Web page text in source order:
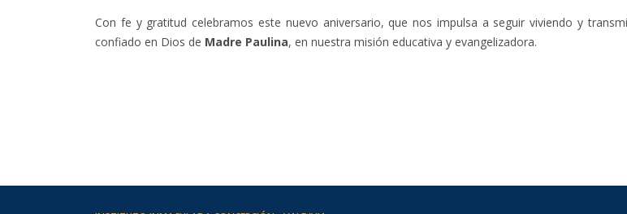
Con fe y gratitud celebramos este nuevo aniversario, que nos impulsa a seguir viviendo y
confiado en Dios de Madre Paulina, en nuestra misión educativa y evangelizadora.